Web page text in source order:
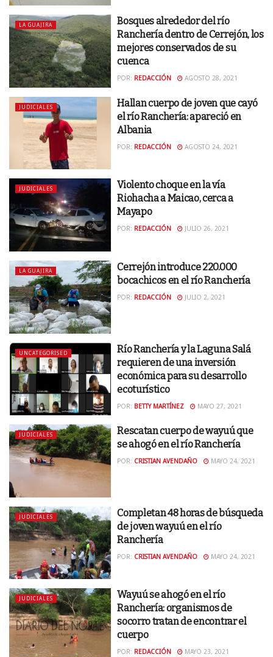
LA GUAJIRA
Bosques alrededor del río
Ranchería dentro de Cerrejón, los
mejores conservados de su
cuenca
POR: REDACCIÓN AGOSTO 28, 2021
JUDICIALES
Hallan cuerpo de joven que cayó
el río Ranchería: apareció en
Albania
POR: REDACCIÓN AGOSTO 24, 2021
JUDICIALES
Violento choque en la vía
Riohacha a Maicao, cerca a
Mayapo
POR: REDACCIÓN JULIO 26, 2021
LA GUAJIRA
Cerrejón introduce 220.000
bocachicos en el río Ranchería
POR: REDACCIÓN JULIO 2, 2021
UNCATEGORISED
Río Ranchería y la Laguna Salá
requieren de una inversión
económica para su desarrollo
ecoturístico
POR: BETTY MARTÍNEZ MAYO 27, 2021
JUDICIALES
Rescatan cuerpo de wayuú que
se ahogó en el río Ranchería
POR: CRISTIAN AVENDAÑO MAYO 24, 2021
JUDICIALES
Completan 48 horas de búsqueda
de joven wayuú en el río
Ranchería
POR: CRISTIAN AVENDAÑO MAYO 24, 2021
JUDICIALES
Wayuú se ahogó en el río
Ranchería: organismos de
socorro tratan de encontrar el
cuerpo
POR: REDACCIÓN MAYO 23, 2021